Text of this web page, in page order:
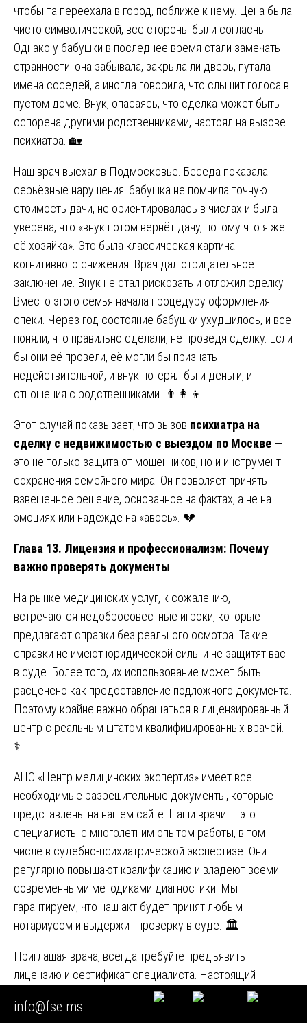
чтобы та переехала в город, поближе к нему. Цена была
чисто символической, все стороны были согласны.
Однако у бабушки в последнее время стали замечать
странности: она забывала, закрыла ли дверь, путала
имена соседей, а иногда говорила, что слышит голоса в
пустом доме. Внук, опасаясь, что сделка может быть
оспорена другими родственниками, настоял на вызове
психиатра. 🏡
Наш врач выехал в Подмосковье. Беседа показала
серьёзные нарушения: бабушка не помнила точную
стоимость дачи, не ориентировалась в числах и была
уверена, что «внук потом вернёт дачу, потому что я же
её хозяйка». Это была классическая картина
когнитивного снижения. Врач дал отрицательное
заключение. Внук не стал рисковать и отложил сделку.
Вместо этого семья начала процедуру оформления
опеки. Через год состояние бабушки ухудшилось, и все
поняли, что правильно сделали, не проведя сделку. Если
бы они её провели, её могли бы признать
недействительной, и внук потерял бы и деньги, и
отношения с родственниками. 👨‍👩‍👦
Этот случай показывает, что вызов психиатра на
сделку с недвижимостью с выездом по Москве —
это не только защита от мошенников, но и инструмент
сохранения семейного мира. Он позволяет принять
взвешенное решение, основанное на фактах, а не на
эмоциях или надежде на «авось». 💔
Глава 13. Лицензия и профессионализм: Почему
важно проверять документы
На рынке медицинских услуг, к сожалению,
встречаются недобросовестные игроки, которые
предлагают справки без реального осмотра. Такие
справки не имеют юридической силы и не защитят вас
в суде. Более того, их использование может быть
расценено как предоставление подложного документа.
Поэтому крайне важно обращаться в лицензированный
центр с реальным штатом квалифицированных врачей.
⚕️
АНО «Центр медицинских экспертиз» имеет все
необходимые разрешительные документы, которые
представлены на нашем сайте. Наши врачи — это
специалисты с многолетним опытом работы, в том
числе в судебно-психиатрической экспертизе. Они
регулярно повышают квалификацию и владеют всеми
современными методиками диагностики. Мы
гарантируем, что наш акт будет принят любым
нотариусом и выдержит проверку в суде. 🏛️
Приглашая врача, всегда требуйте предъявить
лицензию и сертификат специалиста. Настоящий
профессионал никогда не откажется это сделать. И
когда вы решаете, нужно ли вам приглашать
info@fse.ms